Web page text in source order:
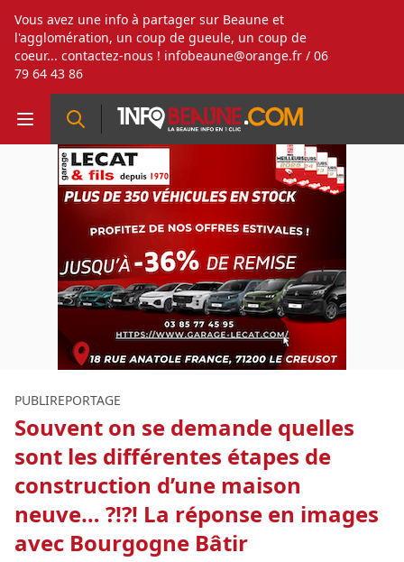
Vous avez une info à partager sur Beaune et
l'agglomération, un coup de gueule, un coup de
coeur... contactez-nous ! infobeaune@orange.fr / 06
79 64 43 86
PUBLIREPORTAGE
Souvent on se demande quelles
sont les différentes étapes de
construction d’une maison
neuve… ?!?! La réponse en images
avec Bourgogne Bâtir